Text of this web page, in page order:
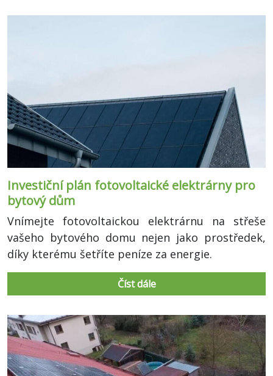
Investiční plán fotovoltaické elektrárny pro
bytový dům
Vnímejte fotovoltaickou elektrárnu na střeše
vašeho bytového domu nejen jako prostředek,
díky kterému šetříte peníze za energie.
Číst dále